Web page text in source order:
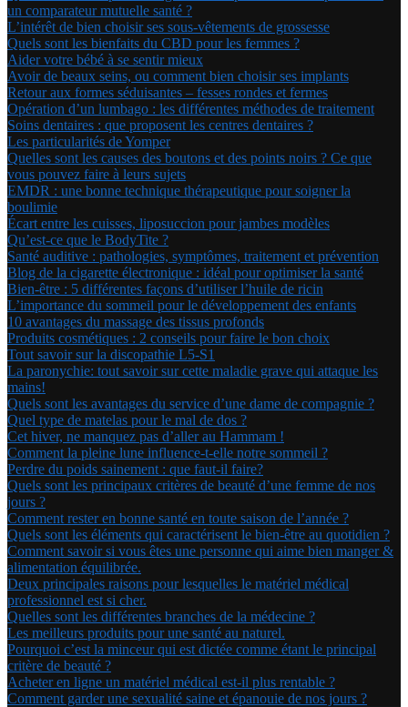
un comparateur mutuelle santé ?
L’intérêt de bien choisir ses sous-vêtements de grossesse
Quels sont les bienfaits du CBD pour les femmes ?
Aider votre bébé à se sentir mieux
Avoir de beaux seins, ou comment bien choisir ses implants
Retour aux formes séduisantes – fesses rondes et fermes
Opération d’un lumbago : les différentes méthodes de traitement
Soins dentaires : que proposent les centres dentaires ?
Les particularités de Yomper
Quelles sont les causes des boutons et des points noirs ? Ce que
vous pouvez faire à leurs sujets
EMDR : une bonne technique thérapeutique pour soigner la
boulimie
Écart entre les cuisses, liposuccion pour jambes modèles
Qu’est-ce que le BodyTite ?
Santé auditive : pathologies, symptômes, traitement et prévention
Blog de la cigarette électronique : idéal pour optimiser la santé
Bien-être : 5 différentes façons d’utiliser l’huile de ricin
L’importance du sommeil pour le développement des enfants
10 avantages du massage des tissus profonds
Produits cosmétiques : 2 conseils pour faire le bon choix
Tout savoir sur la discopathie L5-S1
La paronychie: tout savoir sur cette maladie grave qui attaque les
mains!
Quels sont les avantages du service d’une dame de compagnie ?
Quel type de matelas pour le mal de dos ?
Cet hiver, ne manquez pas d’aller au Hammam !
Comment la pleine lune influence-t-elle notre sommeil ?
Perdre du poids sainement : que faut-il faire?
Quels sont les principaux critères de beauté d’une femme de nos
jours ?
Comment rester en bonne santé en toute saison de l’année ?
Quels sont les éléments qui caractérisent le bien-être au quotidien ?
Comment savoir si vous êtes une personne qui aime bien manger &
alimentation équilibrée.
Deux principales raisons pour lesquelles le matériel médical
professionnel est si cher.
Quelles sont les différentes branches de la médecine ?
Les meilleurs produits pour une santé au naturel.
Pourquoi c’est la minceur qui est dictée comme étant le principal
critère de beauté ?
Acheter en ligne un matériel médical est-il plus rentable ?
Comment garder une sexualité saine et épanouie de nos jours ?